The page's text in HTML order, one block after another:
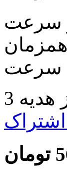
سرعت
همزمان
سرعت
هدیه
تومان